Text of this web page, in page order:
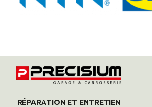
RÉPARATION ET ENTRETIEN